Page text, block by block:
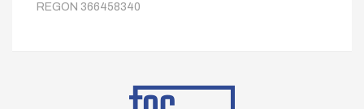
REGON 366458340